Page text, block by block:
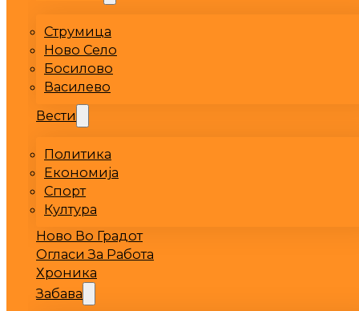
Струмица
Ново Село
Босилово
Василево
Вести
Политика
Економија
Спорт
Култура
Ново Во Градот
Огласи За Работа
Хроника
Забава